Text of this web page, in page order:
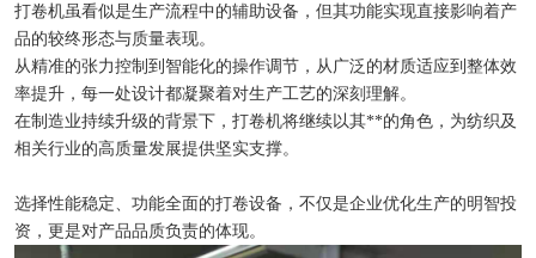
打卷机虽看似是生产流程中的辅助设备，但其功能实现直接影响着产
品的较终形态与质量表现。
从精准的张力控制到智能化的操作调节，从广泛的材质适应到整体效
率提升，每一处设计都凝聚着对生产工艺的深刻理解。
在制造业持续升级的背景下，打卷机将继续以其**的角色，为纺织及
相关行业的高质量发展提供坚实支撑。
选择性能稳定、功能全面的打卷设备，不仅是企业优化生产的明智投
资，更是对产品品质负责的体现。